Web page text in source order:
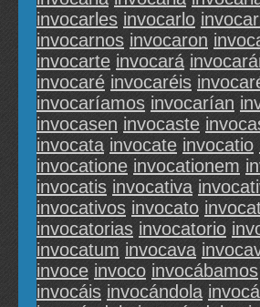
invocarles invocarlo
invocarnos invocaron
invocarte invocará
invocaré invocaréis
invocaríamos invocarían
invocasen invocaste
invocata invocate invocatio
invocatione invocationem
invocatis invocativa
invocativos invocato
invocatorias invocatorio
invocatum invocava
invoce invoco invocábamos
invocáis invocándola